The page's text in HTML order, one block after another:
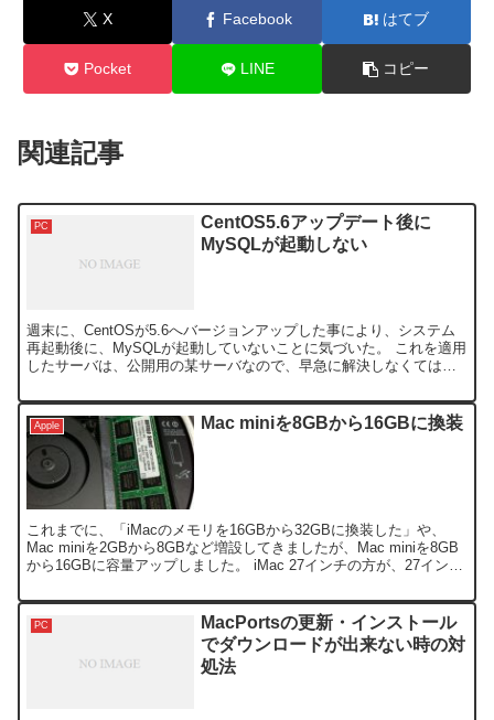
X Facebook はてブ
Pocket LINE コピー
関連記事
PC
CentOS5.6アップデート後に
MySQLが起動しない
週末に、CentOSが5.6へバージョンアップした事により、システム
再起動後に、MySQLが起動していないことに気づいた。 これを適用
したサーバは、公開用の某サーバなので、早急に解決しなくてはな
Apple Mac miniを8GBから16GBに換装
これまでに、「iMacのメモリを16GBから32GBに換装した」や、
Mac miniを2GBから8GBなど増設してきましたが、Mac miniを8GB
から16GBに容量アップしました。 iMac 27インチの方が、27インチ
PC
MacPortsの更新・インストール
でダウンロードが出来ない時の対
処法